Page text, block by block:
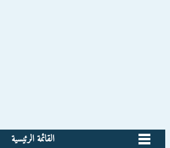
القائمة الرئيسية